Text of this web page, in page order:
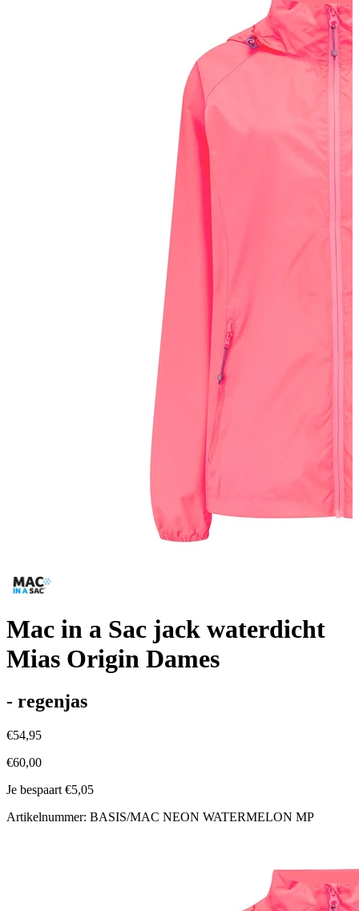
Mac in a Sac jack waterdicht
Mias Origin Dames
- regenjas
€54,95
€60,00
Je bespaart €5,05
Artikelnummer: BASIS/MAC NEON WATERMELON MP